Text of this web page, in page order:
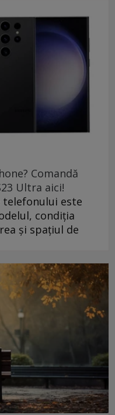
Comandă
Ultra aici!
telefonului este
condiția
și spațiul de